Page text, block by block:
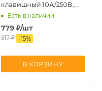
клавишный 10А/250В,
черный матовый
Kollinger Eclipse EC-
006BK
Есть в наличии
779₽/шт
917₽ -15%
В КОРЗИНУ